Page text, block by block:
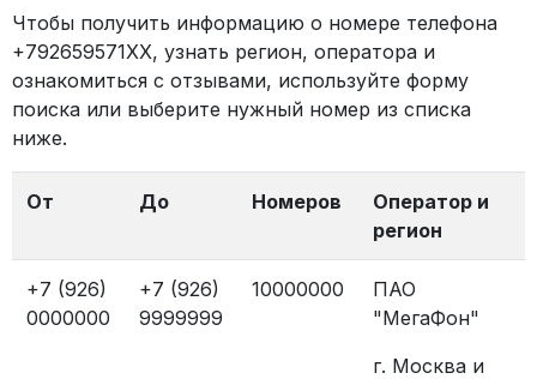
Чтобы получить информацию о номере телефона
+792659571XX, узнать регион, оператора и
ознакомиться с отзывами, используйте форму
поиска или выберите нужный номер из списка
ниже.
От До Номеров
Оператор и
регион
+7 (926)
0000000
+7 (926)
9999999
10000000
ПАО
"МегаФон"
г. Москва и